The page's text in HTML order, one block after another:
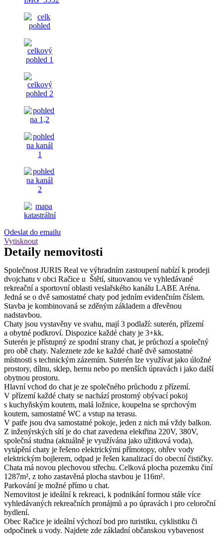
Odeslat do emailu
Vytisknout
Detaily nemovitosti
Společnost JURIS Real ve výhradním zastoupení nabízí k prodeji
dvojchatu v obci Račice u Štětí, situovanou ve vyhledávané
rekreační a sportovní oblasti veslařského kanálu LABE Aréna.
Jedná se o dvě samostatné chaty pod jedním evidenčním číslem.
Stavba je kombinovaná se zděným základem a dřevěnou
nadstavbou.
Chaty jsou vystavěny ve svahu, mají 3 podlaží: suterén, přízemí
a obytné podkroví. Dispozice každé chaty je 3+kk.
Suterén je přístupný ze spodní strany chat, je průchozí a společný
pro obě chaty. Naleznete zde ke každé chatě dvě samostatné
místnosti s technickým zázemím. Suterén lze využívat jako úložné
prostory, dílnu, sklep, hernu nebo po menších úpravách i jako další
obytnou prostoru.
Hlavní vchod do chat je ze společného průchodu z přízemí.
V přízemí každé chaty se nachází prostorný obývací pokoj
s kuchyňským koutem, malá ložnice, koupelna se sprchovým
koutem, samostatné WC a vstup na terasu.
V patře jsou dva samostatné pokoje, jeden z nich má vždy balkon.
Z inženýrských sítí je do chat zavedena elektřina 220V, 380V,
společná studna (aktuálně je využívána jako užitková voda),
vytápění chaty je řešeno elektrickými přímotopy, ohřev vody
elektrickým bojlerem, odpad je řešen kanalizací do obecní čističky.
Chata má novou plechovou střechu. Celková plocha pozemku činí
1287m², z toho zastavěná plocha stavbou je 116m².
Parkování je možné přímo u chat.
Nemovitost je ideální k rekreaci, k podnikání formou stále více
vyhledávaných rekreačních pronájmů a po úpravách i pro celoroční
bydlení.
Obec Račice je ideální výchozí bod pro turistiku, cyklistiku či
odpočinek u vody. Najdete zde základní občanskou vybavenost